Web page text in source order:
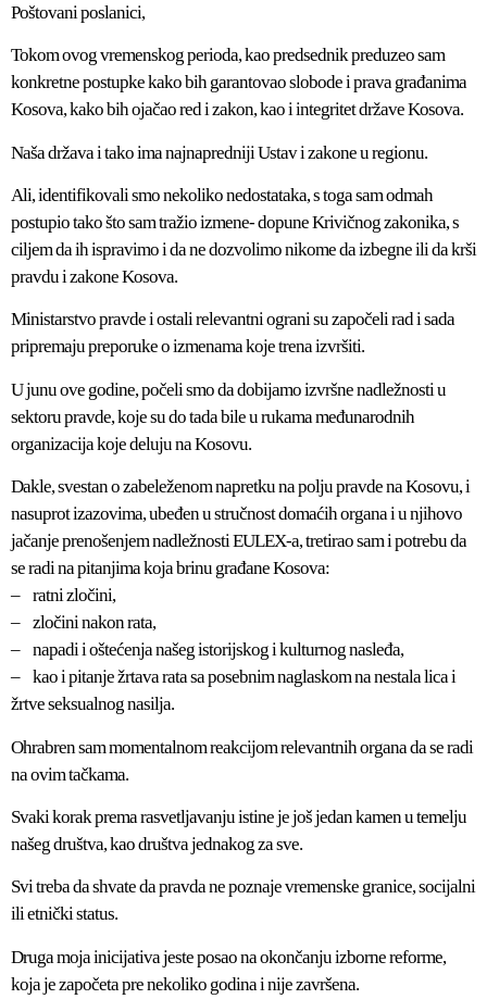
Poštovani poslanici,
Tokom ovog vremenskog perioda, kao predsednik preduzeo sam
konkretne postupke kako bih garantovao slobode i prava građanima
Kosova, kako bih ojačao red i zakon, kao i integritet države Kosova.
Naša država i tako ima najnapredniji Ustav i zakone u regionu.
Ali, identifikovali smo nekoliko nedostataka, s toga sam odmah
postupio tako što sam tražio izmene- dopune Krivičnog zakonika, s
ciljem da ih ispravimo i da ne dozvolimo nikome da izbegne ili da krši
pravdu i zakone Kosova.
Ministarstvo pravde i ostali relevantni ograni su započeli rad i sada
pripremaju preporuke o izmenama koje trena izvršiti.
U junu ove godine, počeli smo da dobijamo izvršne nadležnosti u
sektoru pravde, koje su do tada bile u rukama međunarodnih
organizacija koje deluju na Kosovu.
Dakle, svestan o zabeleženom napretku na polju pravde na Kosovu, i
nasuprot izazovima, ubeđen u stručnost domaćih organa i u njihovo
jačanje prenošenjem nadležnosti EULEX-a, tretirao sam i potrebu da
se radi na pitanjima koja brinu građane Kosova:
– ratni zločini,
– zločini nakon rata,
– napadi i oštećenja našeg istorijskog i kulturnog nasleđa,
– kao i pitanje žrtava rata sa posebnim naglaskom na nestala lica i
žrtve seksualnog nasilja.
Ohrabren sam momentalnom reakcijom relevantnih organa da se radi
na ovim tačkama.
Svaki korak prema rasvetljavanju istine je još jedan kamen u temelju
našeg društva, kao društva jednakog za sve.
Svi treba da shvate da pravda ne poznaje vremenske granice, socijalni
ili etnički status.
Druga moja inicijativa jeste posao na okončanju izborne reforme,
koja je započeta pre nekoliko godina i nije završena.